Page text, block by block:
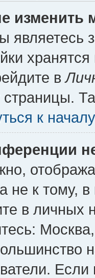
изменить
являетесь
в
страницы.
к началу
не к тому,
в личных